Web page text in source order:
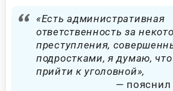
«Есть административная
ответственность за
преступления,
подростками, я думаю,
прийти к уголовной»,